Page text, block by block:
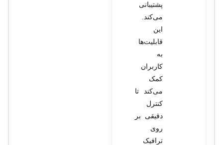
پشتیبانی
می‌کند.
این
قابلیت‌ها
به
کاربران
کمک
می‌کند تا
کنترل
دقیقی بر
روی
ترافیک